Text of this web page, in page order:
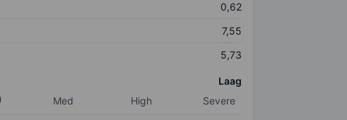
0,62
7,55
5,73
Laag
Med High Severe